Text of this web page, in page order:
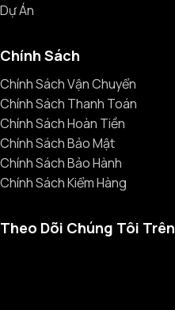
Dự Án
Chính Sách
Chính Sách Vận Chuyển
Chính Sách Thanh Toán
Chính Sách Hoàn Tiền
Chính Sách Bảo Mật
Chính Sách Bảo Hành
Chính Sách Kiểm Hàng
Theo Dõi Chúng Tôi Trên